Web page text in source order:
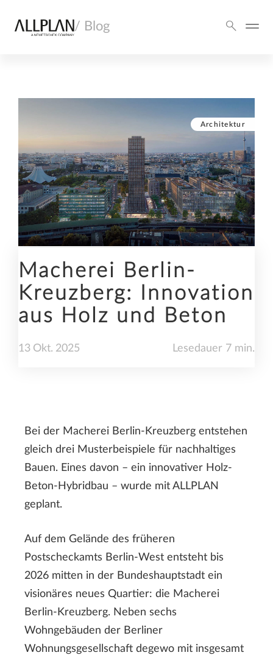
/ Blog
Architektur
Macherei Berlin-
Kreuzberg: Innovation
aus Holz und Beton
13 Okt. 2025 Lesedauer 7 min.
Bei der Macherei Berlin-Kreuzberg entstehen
gleich drei Musterbeispiele für nachhaltiges
Bauen. Eines davon – ein innovativer Holz-
Beton-Hybridbau – wurde mit ALLPLAN
geplant.
Auf dem Gelände des früheren
Postscheckamts Berlin-West entsteht bis
2026 mitten in der Bundeshauptstadt ein
visionäres neues Quartier: die Macherei
Berlin-Kreuzberg. Neben sechs
Wohngebäuden der Berliner
Wohnungsgesellschaft degewo mit insgesamt